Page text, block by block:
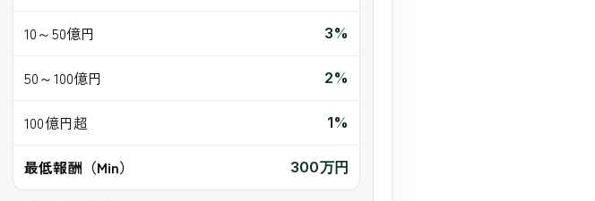
10～50億円 3%
50～100億円 2%
100億円超 1%
最低報酬（Min） 300万円